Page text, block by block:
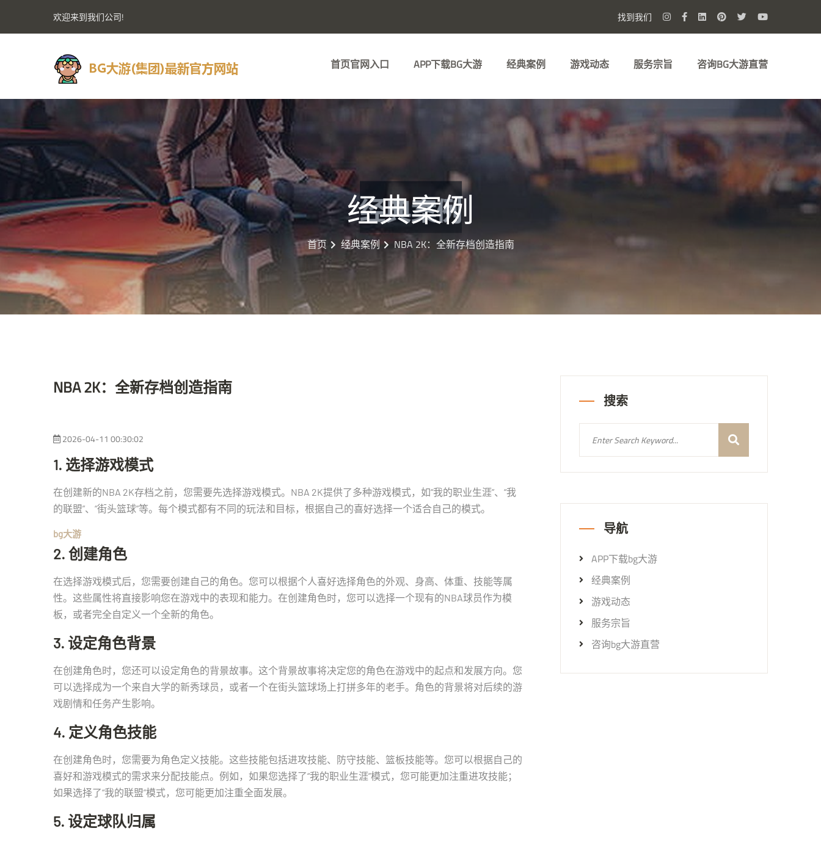
欢迎来到我们公司! 找到我们
首页官网入口 APP下载BG大游 经典案例 游戏动态 服务宗旨 咨询BG大游直营
经典案例
首页 经典案例 NBA 2K：全新存档创造指南
NBA 2K：全新存档创造指南
2026-04-11 00:30:02
1. 选择游戏模式
在创建新的NBA 2K存档之前，您需要先选择游戏模式。NBA 2K提供了多种游戏模式，如“我的职业生涯”、“我
的联盟”、“街头篮球”等。每个模式都有不同的玩法和目标，根据自己的喜好选择一个适合自己的模式。
bg大游
2. 创建角色
在选择游戏模式后，您需要创建自己的角色。您可以根据个人喜好选择角色的外观、身高、体重、技能等属
性。这些属性将直接影响您在游戏中的表现和能力。在创建角色时，您可以选择一个现有的NBA球员作为模
板，或者完全自定义一个全新的角色。
3. 设定角色背景
在创建角色时，您还可以设定角色的背景故事。这个背景故事将决定您的角色在游戏中的起点和发展方向。您
可以选择成为一个来自大学的新秀球员，或者一个在街头篮球场上打拼多年的老手。角色的背景将对后续的游
戏剧情和任务产生影响。
4. 定义角色技能
在创建角色时，您需要为角色定义技能。这些技能包括进攻技能、防守技能、篮板技能等。您可以根据自己的
喜好和游戏模式的需求来分配技能点。例如，如果您选择了“我的职业生涯”模式，您可能更加注重进攻技能；
如果选择了“我的联盟”模式，您可能更加注重全面发展。
5. 设定球队归属
搜索
导航
APP下载bg大游
经典案例
游戏动态
服务宗旨
咨询bg大游直营